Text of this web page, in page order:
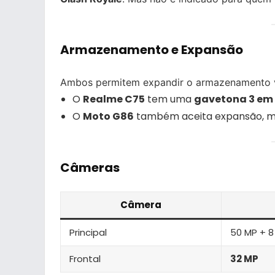
Armazenamento e Expansão
Ambos permitem expandir o armazenamento
O Realme C75 tem uma gavetona 3 em
O Moto G86 também aceita expansão,
Câmeras
Câmera
Principal 50 MP +
Frontal 32 MP